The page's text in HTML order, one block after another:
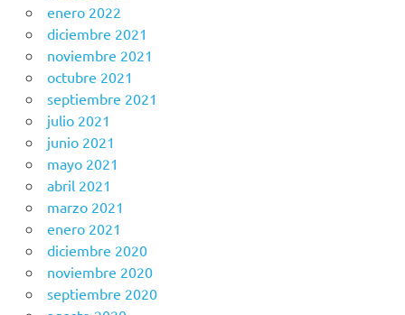
enero 2022
diciembre 2021
noviembre 2021
octubre 2021
septiembre 2021
julio 2021
junio 2021
mayo 2021
abril 2021
marzo 2021
enero 2021
diciembre 2020
noviembre 2020
septiembre 2020